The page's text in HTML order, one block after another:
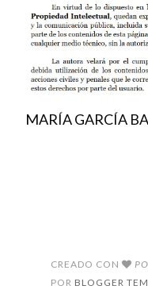
MARÍA GARCÍA
CREADO CON
POR BLOGGER